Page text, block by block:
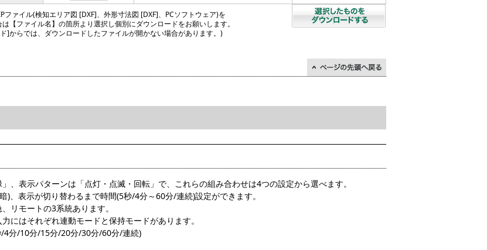
ァイル(検知エリア図 [DXF]、外形寸法図 [DXF]、PCソフトウェア)を
【ファイル名】の箇所より選択し個別にダウンロードをお願いします。
]からでは、ダウンロードしたファイルが開かない場合があります。)
、表示パターンは「点灯・点滅・回転」で、これらの組み合わせは4つの設定から選べます。
)、表示が切り替わるまで時間(5秒/4分～60分/連続)設定ができます。
リモートの3系統あります。
にはそれぞれ連動モードと保持モードがあります。
/4分/10分/15分/20分/30分/60分/連続)